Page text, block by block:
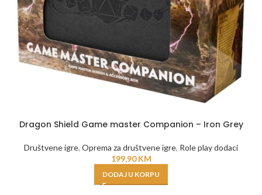
Dragon Shield Game master Companion – Iron Grey
Društvene igre, Oprema za društvene igre, Role play dodaci
199,90KM
DODAJ U KORPU